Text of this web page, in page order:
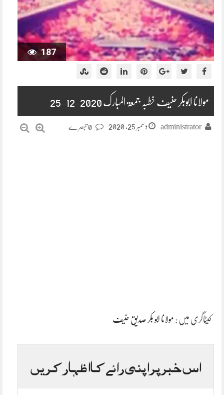
187
مولانا ابوبکر حنیف خطبہ جمعۃ المبارک 2020-12-25
administrator دسمبر 25, 2020
کیٹاگری میں : مولانا ابو بکر صدیق حنیف
اس خبر پر اپنی رائے کا اظہار کریں